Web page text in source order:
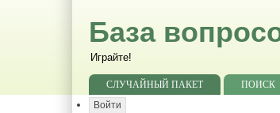
База
Играйте!
СЛУЧАЙНЫЙ ПАКЕТ ПОИСК
Войти